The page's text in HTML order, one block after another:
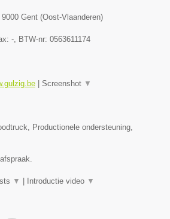
9000 Gent (Oost-Vlaanderen)
- , BTW-nr: 0563611174
Screenshot ▼
Productionele ondersteuning,
▼ Introductie video ▼